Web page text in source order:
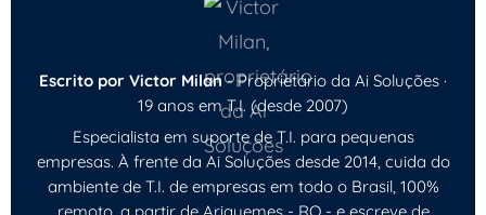
Escrito por Victor Milan- Proprietário da Ai Soluções ·
19 anos em T.I. (desde 2007)
Especialista em suporte de T.I. para pequenas
empresas. À frente da Ai Soluções desde 2014, cuida do
ambiente de T.I. de empresas em todo o Brasil, 100%